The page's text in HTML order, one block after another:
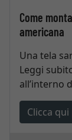
Come
americana
Una tela
Leggi
all’interno
Clicca